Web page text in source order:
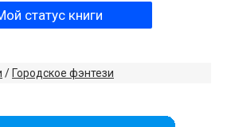
статус книги
/ Городское фэнтези